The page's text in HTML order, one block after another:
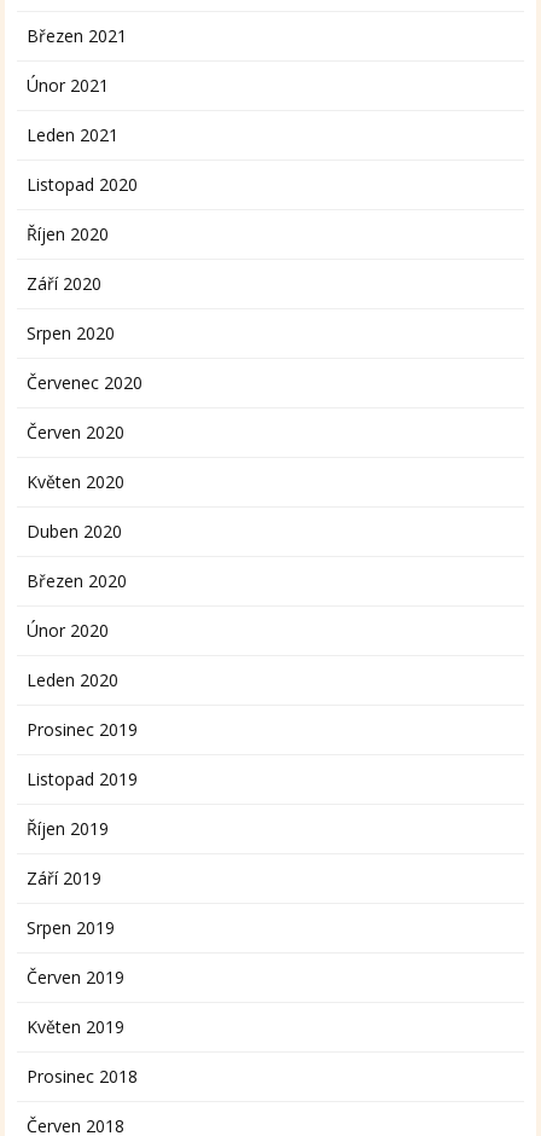
Březen 2021
Únor 2021
Leden 2021
Listopad 2020
Říjen 2020
Září 2020
Srpen 2020
Červenec 2020
Červen 2020
Květen 2020
Duben 2020
Březen 2020
Únor 2020
Leden 2020
Prosinec 2019
Listopad 2019
Říjen 2019
Září 2019
Srpen 2019
Červen 2019
Květen 2019
Prosinec 2018
Červen 2018